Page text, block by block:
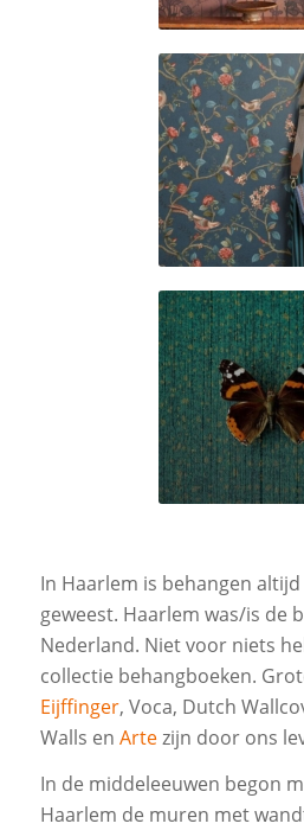
Pip
6
Unify
In Haarlem is behangen
geweest. Haarlem was/is de
Nederland. Niet voor niets
collectie behangboeken.
Eijffinger, Voca, Dutch
Walls en Artezijn door ons
In de middeleeuwen begon
Haarlem de muren met